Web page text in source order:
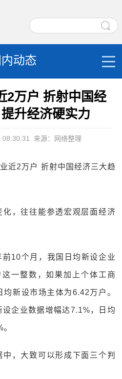
内动态
2万户 折射中国经
升经济硬实力
08:30:31 来源：网络整理
近2万户 折射中国经济三大趋
化，往往能参透宏观层面经济
10个月，我国日均新设企业
一整数，如果加上个体工商
新设市场主体为6.42万户。
企业数据增幅达7.1%，日均
，大致可以形成下面三个判